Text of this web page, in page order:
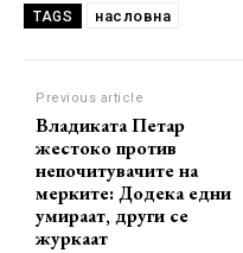
TAGS насловна
Previous article
Владиката Петар
жестоко против
непочитувачите на
мерките: Додека едни
умираат, други се
журкаат